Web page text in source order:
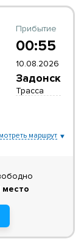
Прибытие
00:55
10.08.2026
Задонск
Трасса
маршрут
место